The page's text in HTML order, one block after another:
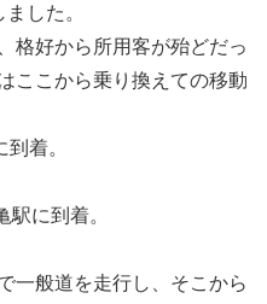
した。
格好から所用客が殆どだっ
ここから乗り換えての移動
着。
に到着。
一般道を走行し、そこから